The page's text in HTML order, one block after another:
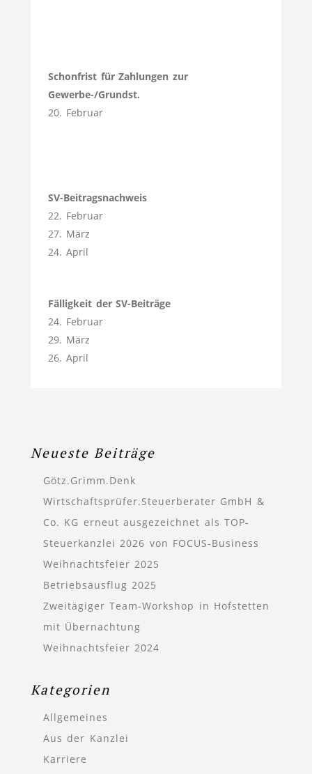
Schonfrist für Zahlungen zur
Gewerbe-/Grundst.
20. Februar
SV-Beitragsnachweis
22. Februar
27. März
24. April
Fälligkeit der SV-Beiträge
24. Februar
29. März
26. April
Neueste Beiträge
Götz.Grimm.Denk
Wirtschaftsprüfer.Steuerberater GmbH &
Co. KG erneut ausgezeichnet als TOP-
Steuerkanzlei 2026 von FOCUS-Business
Weihnachtsfeier 2025
Betriebsausflug 2025
Zweitägiger Team-Workshop in Hofstetten
mit Übernachtung
Weihnachtsfeier 2024
Kategorien
Allgemeines
Aus der Kanzlei
Karriere